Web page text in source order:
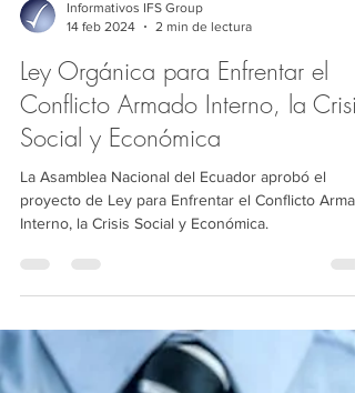
Informativos IFS Group
14 feb 2024
2 min de lectura
Ley Orgánica para Enfrentar el
Conflicto Armado Interno, la Crisis
Interno, la Crisis Social y Económica.